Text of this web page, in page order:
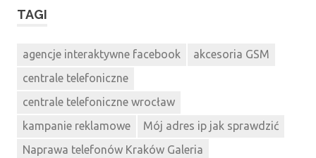
TAGI
agencje interaktywne facebook
akcesoria GSM
centrale telefoniczne
centrale telefoniczne wrocław
kampanie reklamowe
Mój adres ip jak sprawdzić
Naprawa telefonów Kraków Galeria